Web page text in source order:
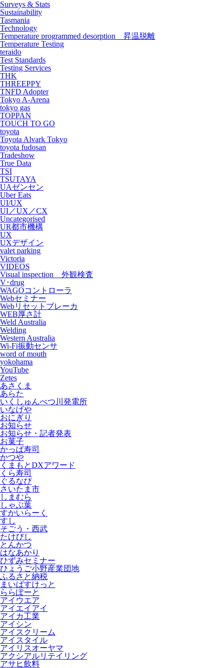
Surveys & Stats
Sustainability
Tasmania
Technology
Temperature programmed desorption 昇温脱離
Temperature Testing
teraido
Test Standards
Testing Services
THK
THREEPPY
TNFD Adopter
Tokyo A-Arena
tokyo gas
TOPPAN
TOUCH TO GO
toyota
Toyota Alvark Tokyo
toyota fudosan
Tradeshow
True Data
TSI
TSUTAYA
UAゼンセン
Uber Eats
UI/UX
UI／UX／CX
Uncategorised
UR都市機構
UX
UXデザイン
valet parking
Victoria
VIDEOS
Visual inspection 外観検査
V･drug
WAGOコントローラ
Webセミナー
Webリセットブレーカ
WEB厚さ計
Weld Australia
Welding
Western Australia
Wi-Fi振動センサ
word of mouth
yokohama
YouTube
Zetes
あさくま
あらた
いくしゅんべつ川発電所
いなげや
おにぎり
お知らせ
お知らせ・記者発表
お菓子
かっぱ寿司
かつや
くまもとDXアワード
くら寿司
ぐるなび
さいたま市
しまむら
しゃぶ葉
すかいらーく
すし
そごう・西武
たけびし
とんかつ
はなあかり
ひずみセミナー
ひょうご小野産業団地
ふるさと納税
まいばすけっと
ららぽーと
アイウエア
アイエイアイ
アイカ工業
アイシン
アイスクリーム
アイスタイル
アイリスオーヤマ
アクシアルリテイリング
アサヒ飲料